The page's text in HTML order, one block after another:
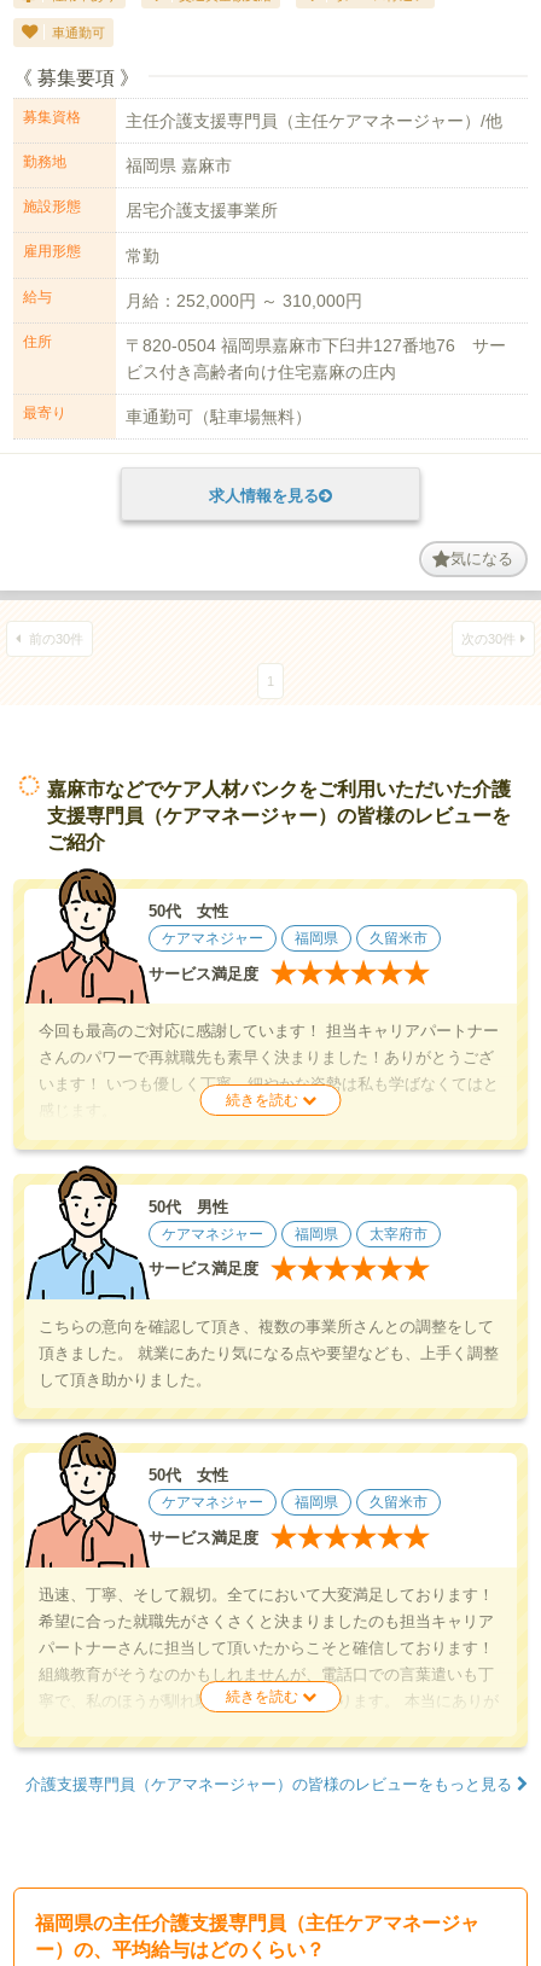
車通勤可
《 募集要項 》
募集資格 主任介護支援専門員（主任ケアマネージャー）/他
勤務地 福岡県 嘉麻市
施設形態 居宅介護支援事業所
雇用形態 常勤
給与 月給：252,000円 ～ 310,000円
住所
〒820-0504 福岡県嘉麻市下臼井127番地76 サー
ビス付き高齢者向け住宅嘉麻の庄内
最寄り 車通勤可（駐車場無料）
求人情報を見る
気になる
前の30件 次の30件
1
嘉麻市などでケア人材バンクをご利用いただいた介護
支援専門員（ケアマネージャー）の皆様のレビューを
ご紹介
50代 女性
ケアマネジャー 福岡県 久留米市
サービス満足度 ★★★★★★
今回も最高のご対応に感謝しています！ 担当キャリアパートナー
さんのパワーで再就職先も素早く決まりました！ありがとうござ
います！ いつも優しく丁寧、細やかな姿勢は私も学ばなくてはと
感じます。
50代 男性
ケアマネジャー 福岡県 太宰府市
サービス満足度 ★★★★★★
こちらの意向を確認して頂き、複数の事業所さんとの調整をして
頂きました。 就業にあたり気になる点や要望なども、上手く調整
して頂き助かりました。
50代 女性
ケアマネジャー 福岡県 久留米市
サービス満足度 ★★★★★★
迅速、丁寧、そして親切。全てにおいて大変満足しております！
希望に合った就職先がさくさくと決まりましたのも担当キャリア
パートナーさんに担当して頂いたからこそと確信しております！
組織教育がそうなのかもしれませんが、電話口での言葉遣いも丁
寧で、私のほうが馴れ馴れしく恐縮しております。 本当にありが
介護支援専門員（ケアマネージャー）の皆様のレビューをもっと見る
福岡県の主任介護支援専門員（主任ケアマネージャ
ー）の、平均給与はどのくらい？